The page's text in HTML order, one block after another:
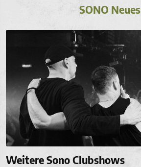
SONO Neues
Weitere Sono Clubshows